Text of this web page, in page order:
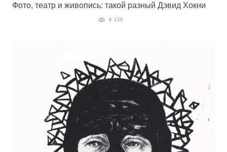
Фото, театр и живопись: такой разный Дэвид Хокни
8 129